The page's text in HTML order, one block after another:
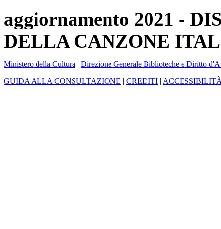
aggiornamento 2021 -
DELLA CANZONE
Ministero della Cultura | Direzione Generale Biblioteche e Diritto
GUIDA ALLA CONSULTAZIONE | CREDITI |